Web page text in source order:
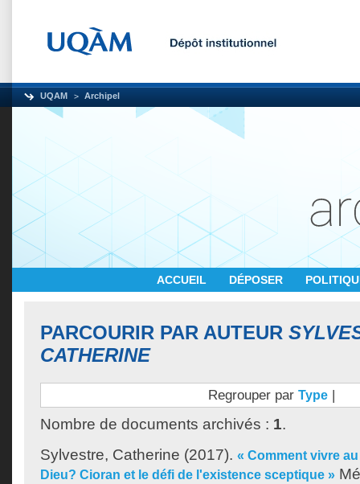
UQAM Archipel
ACCUEIL DÉPOSER
PARCOURIR PAR AUTEUR
CATHERINE
Regrouper par Type |
Nombre de documents archivés : 1.
Sylvestre, Catherine (2017). « Comment vivre
Dieu? Cioran et le défi de l'existence sceptique »